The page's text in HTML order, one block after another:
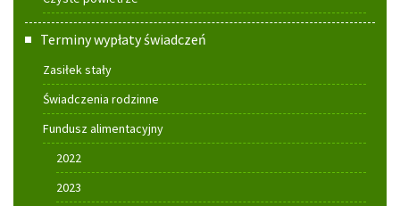
Terminy wypłaty świadczeń
Zasiłek stały
Świadczenia rodzinne
Fundusz alimentacyjny
2022
2023